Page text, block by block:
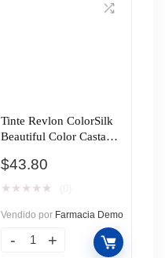
Tinte Revlon ColorSilk
Beautiful Color Castaño
$43.80
★ ★ ★ ★ ★
Vendido por Farmacia Demo